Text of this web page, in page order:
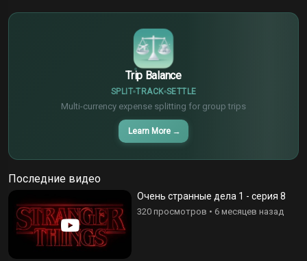
Trip Balance
SPLIT TRACK SETTLE
Multi-currency expense splitting for group trips
Learn More →
€
¥
Последние видео
Очень странные дела 1 - серия 8
320 просмотров • 6 месяцев назад